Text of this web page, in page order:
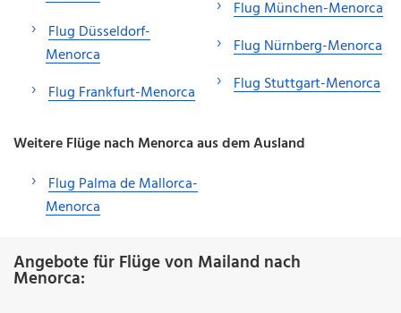
Flug Düsseldorf-
Menorca
Flug Frankfurt-Menorca
Flug München-Menorca
Flug Nürnberg-Menorca
Flug Stuttgart-Menorca
Weitere Flüge nach Menorca aus dem Ausland
Flug Palma de Mallorca-
Menorca
Angebote für Flüge von Mailand nach
Menorca: